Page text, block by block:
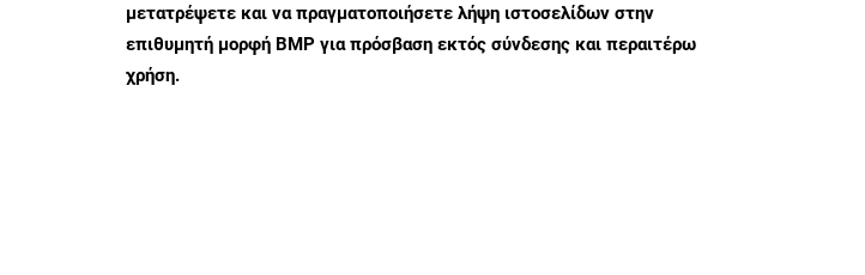
μετατρέψετε και να πραγματοποιήσετε λήψη ιστοσελίδων στην
επιθυμητή μορφή BMP για πρόσβαση εκτός σύνδεσης και περαιτέρω
χρήση.